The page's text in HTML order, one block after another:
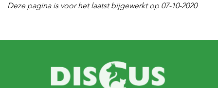
W
e
Deze pagina is voor het laatst bijgewerkt op 07-10-2020